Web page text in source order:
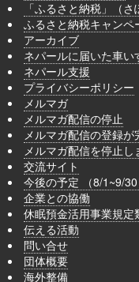
「ふるさと納税」（
ふるさと納税キャンペ
アーカイブ
ネパールに届いた車い
ネパール支援
プライバシーポリシー
メルマガ
メルマガ配信の停止
メルマガ配信の登録が
メルマガ配信を停止し
交流サイト
今後の予定 （8/1~9/30
企業との協働
休眠預金活用事業規定
伝える活動
問い合せ
団体概要
海外整備